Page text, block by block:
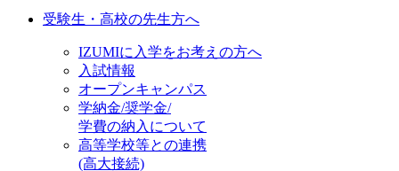
受験生・高校の先生方へ
IZUMIに入学をお考えの方へ
入試情報
オープンキャンパス
学納金/奨学金/
学費の納入について
高等学校等との連携
(高大接続)